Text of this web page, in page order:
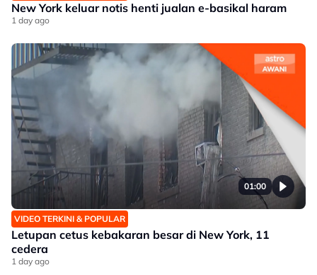
New York keluar notis henti jualan e-basikal haram
1 day ago
01:00
VIDEO TERKINI & POPULAR
Letupan cetus kebakaran besar di New York, 11
cedera
1 day ago